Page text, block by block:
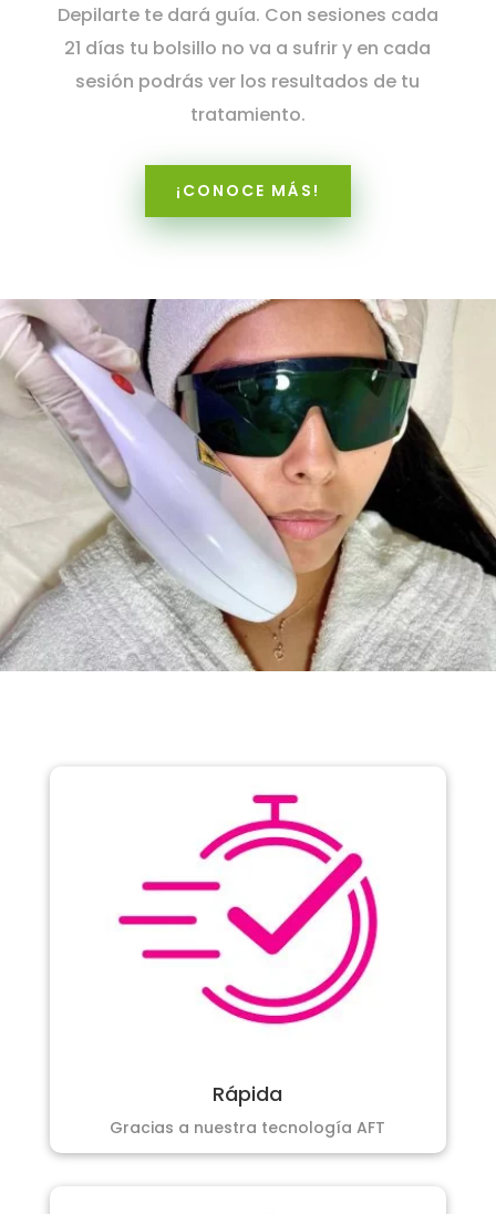
Depilarte te dará guía. Con sesiones cada
21 días tu bolsillo no va a sufrir y en cada
sesión podrás ver los resultados de tu
tratamiento.
¡CONOCE MÁS!
Rápida
Gracias a nuestra tecnología AFT